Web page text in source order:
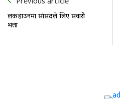
लकडाउनमा सांसदले लिए सवारी
भत्ता